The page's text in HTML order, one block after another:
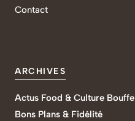
Contact
ARCHIVES
Actus Food & Culture Bouffe
Bons Plans & Fidélité